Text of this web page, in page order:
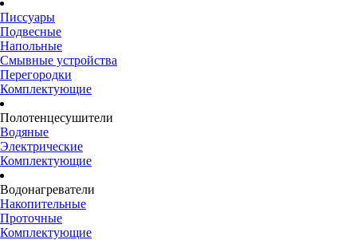
Писсуары
Подвесные
Напольные
Смывные устройства
Перегородки
Комплектующие
Полотенцесушители
Водяные
Электрические
Комплектующие
Водонагреватели
Накопительные
Проточные
Комплектующие